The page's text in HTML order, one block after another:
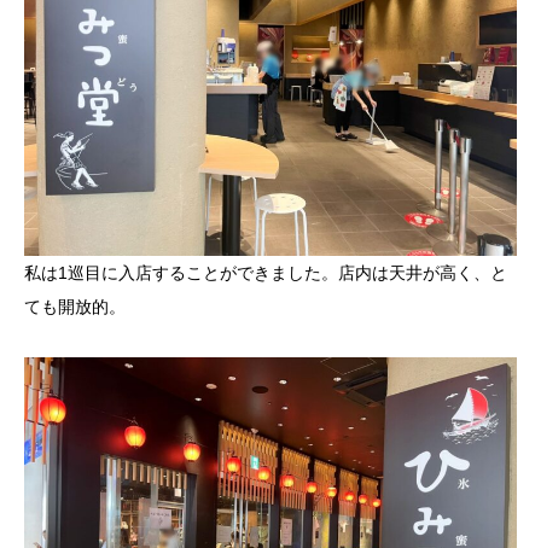
私は1巡目に入店することができました。店内は天井が高く、と
ても開放的。